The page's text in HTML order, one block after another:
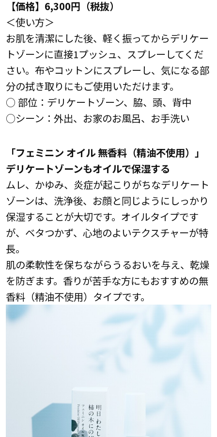
【価格】6,300円（税抜）
＜使い方＞
お肌を清潔にした後、軽く振ってからデリケー
トゾーンに直接1プッシュ、スプレーしてくだ
さい。布やコットンにスプレーし、気になる部
分の拭き取りにもご使用いただけます。
○ 部位：デリケートゾーン、脇、頭、背中
○シーン：外出、お家のお風呂、お手洗い
「フェミニン オイル 無香料（精油不使用）」
デリケートゾーンもオイルで保湿する
ムレ、かゆみ、炎症が起こりがちなデリケート
ゾーンは、洗浄後、お顔と同じようにしっかり
保湿することが大切です。オイルタイプです
が、ベタつかず、心地のよいテクスチャーが特
長。
肌の柔軟性を保ちながらうるおいを与え、乾燥
を防ぎます。香りが苦手な方にもおすすめの無
香料（精油不使用）タイプです。